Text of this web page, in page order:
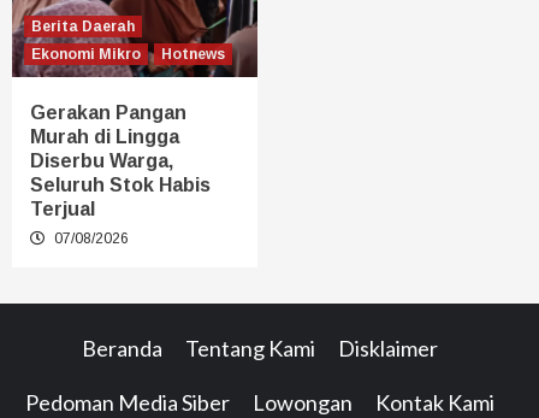
Berita Daerah
Ekonomi Mikro
Hotnews
Gerakan Pangan
Murah di Lingga
Diserbu Warga,
Seluruh Stok Habis
Terjual
07/08/2026
Beranda Tentang Kami Disklaimer
Pedoman Media Siber Lowongan Kontak Kami